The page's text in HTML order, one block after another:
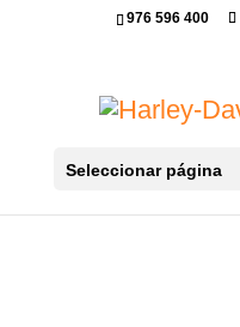
976 596 400
Seleccionar página